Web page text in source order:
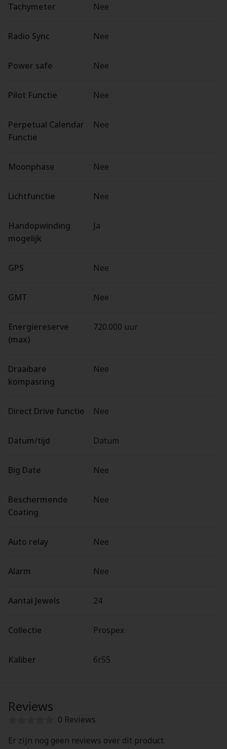
Tachymeter Nee
Radio Sync Nee
Power safe Nee
Pilot Functie Nee
Perpetual Calendar
Functie
Nee
Moonphase Nee
Lichtfunctie Nee
Handopwinding
mogelijk
Ja
GPS Nee
GMT Nee
Energiereserve
(max)
720.000 uur
Draaibare
kompasring
Nee
Direct Drive functie Nee
Datum/tijd Datum
Big Date Nee
Beschermende
Coating
Nee
Auto relay Nee
Alarm Nee
Aantal Jewels 24
Collectie Prospex
Kaliber 6r55
Reviews
0 Reviews
Er zijn nog geen reviews over dit product.